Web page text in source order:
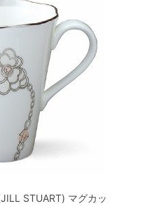
STUART) マグカッ